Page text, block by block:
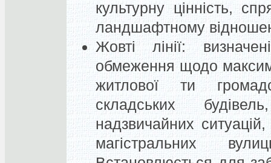
культурну цінність,
ландшафтному
Жовті лінії:
обмеження щодо
житлової ти
складських
надзвичайних
магістральних